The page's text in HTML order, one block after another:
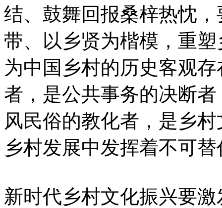
结、鼓舞回报桑梓热忱
带、以乡贤为楷模，重
为中国乡村的历史客观
者，是公共事务的决断
风民俗的教化者，是乡
乡村发展中发挥着不可
新时代乡村文化振兴要